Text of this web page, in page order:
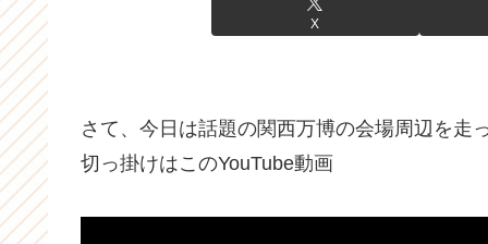
X
さて、今日は話題の関西万博の会場周辺を走
切っ掛けはこのYouTube動画